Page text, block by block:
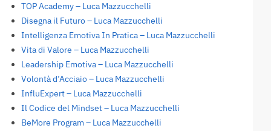
TOP Academy – Luca Mazzucchelli
Disegna il Futuro – Luca Mazzucchelli
Intelligenza Emotiva In Pratica – Luca Mazzucchelli
Vita di Valore – Luca Mazzucchelli
Leadership Emotiva – Luca Mazzucchelli
Volontà d’Acciaio – Luca Mazzucchelli
InfluExpert – Luca Mazzucchelli
Il Codice del Mindset – Luca Mazzucchelli
BeMore Program – Luca Mazzucchelli